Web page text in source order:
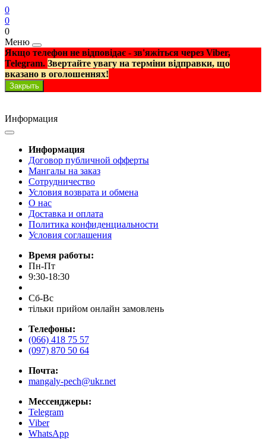
0
0
0
Меню
Якщо телефон не відповідає - зв'яжіться через Viber,
Telegram. Звертайте увагу на терміни відправки, що
вказано в оголошеннях!
Закрыть
Информация
Информация
Договор публичной офферты
Мангалы на заказ
Сотрудничество
Условия возврата и обмена
О нас
Доставка и оплата
Политика конфиденциальности
Условия соглашения
Время работы:
Пн-Пт
9:30-18:30
Сб-Вс
тільки прийом онлайн замовлень
Телефоны:
(066) 418 75 57
(097) 870 50 64
Почта:
mangaly-pech@ukr.net
Мессенджеры:
Telegram
Viber
WhatsApp